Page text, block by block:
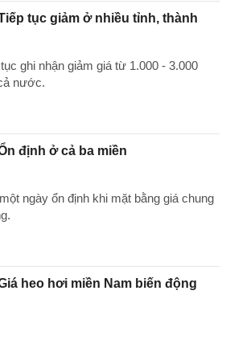
tục giảm ở nhiều tỉnh, thành
ghi nhận giảm giá từ 1.000 - 3.000
nước.
định ở cả ba miền
ngày ổn định khi mặt bằng giá chung
heo hơi miền Nam biến động